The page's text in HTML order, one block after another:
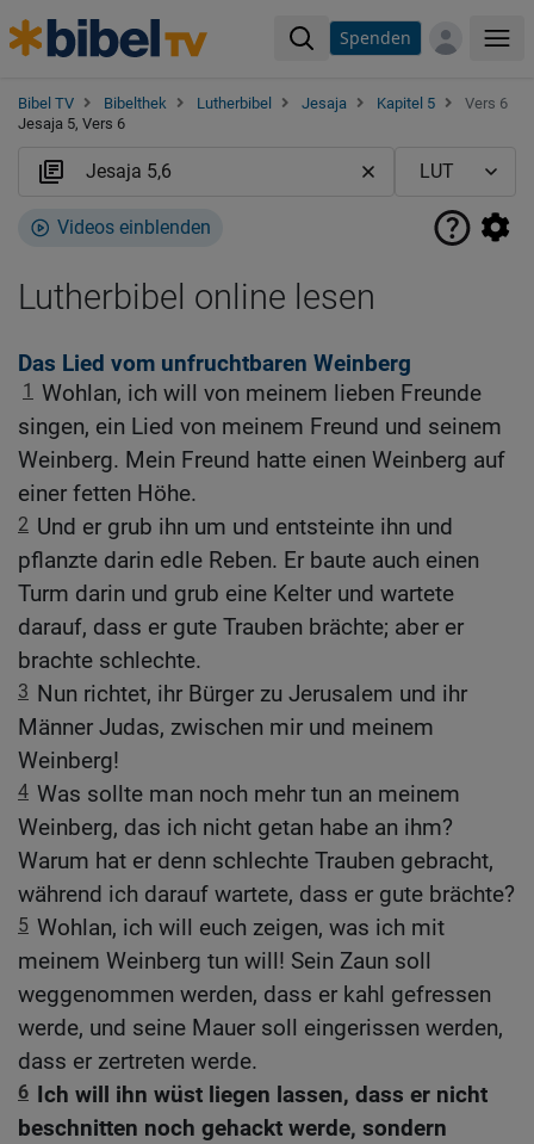
Spenden
Bibel TV Bibelthek Lutherbibel Jesaja Kapitel 5
Vers 6
Jesaja 5, Vers 6
Videos einblenden
Lutherbibel online lesen
Das Lied vom unfruchtbaren Weinberg
1 Wohlan, ich will von meinem lieben Freunde
singen, ein Lied von meinem Freund und seinem
Weinberg. Mein Freund hatte einen Weinberg auf
einer fetten Höhe.
2 Und er grub ihn um und entsteinte ihn und
pflanzte darin edle Reben. Er baute auch einen
Turm darin und grub eine Kelter und wartete
darauf, dass er gute Trauben brächte; aber er
brachte schlechte.
3 Nun richtet, ihr Bürger zu Jerusalem und ihr
Männer Judas, zwischen mir und meinem
Weinberg!
4 Was sollte man noch mehr tun an meinem
Weinberg, das ich nicht getan habe an ihm?
Warum hat er denn schlechte Trauben gebracht,
während ich darauf wartete, dass er gute brächte?
5 Wohlan, ich will euch zeigen, was ich mit
meinem Weinberg tun will! Sein Zaun soll
weggenommen werden, dass er kahl gefressen
werde, und seine Mauer soll eingerissen werden,
dass er zertreten werde.
6 Ich will ihn wüst liegen lassen, dass er nicht
beschnitten noch gehackt werde, sondern